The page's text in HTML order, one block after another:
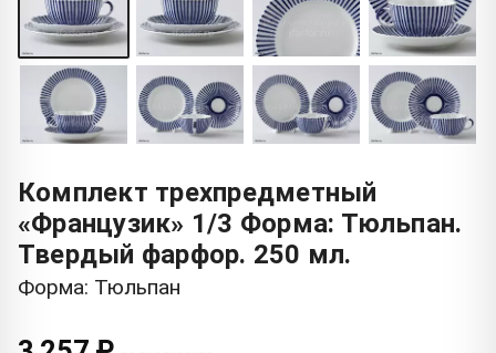
Комплект трехпредметный
«Французик» 1/3 Форма: Тюльпан.
Твердый фарфор. 250 мл.
Форма: Тюльпан